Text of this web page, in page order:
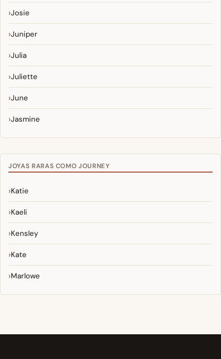
Josie
Juniper
Julia
Juliette
June
Jasmine
JOYAS RARAS COMO JOURNEY
Katie
Kaeli
Kensley
Kate
Marlowe